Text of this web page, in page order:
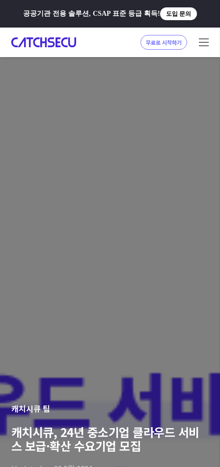
공공기관 전용 솔루션, CSAP 표준 등급 획득! 도입 문의
무료로 시작하기
캐치시큐 팀
캐치시큐, 24년 중소기업 클라우드 서비
스 보급·확산 수요기업 모집